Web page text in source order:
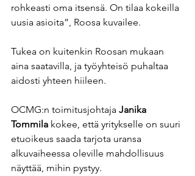
rohkeasti oma itsensä. On tilaa kokeilla
uusia asioita”, Roosa kuvailee.
Tukea on kuitenkin Roosan mukaan
aina saatavilla, ja työyhteisö puhaltaa
aidosti yhteen hiileen.
OCMG:n toimitusjohtaja Janika
Tommila kokee, että yritykselle on suuri
etuoikeus saada tarjota uransa
alkuvaiheessa oleville mahdollisuus
näyttää, mihin pystyy.